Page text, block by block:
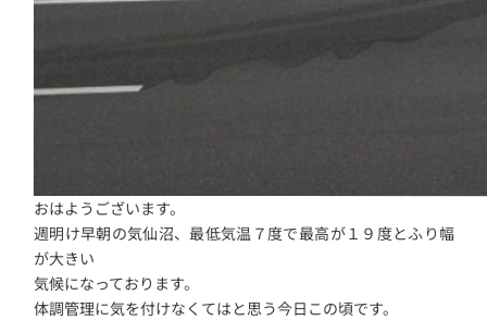
おはようございます。
週明け早朝の気仙沼、最低気温７度で最高が１９度とふり幅
が大きい
気候になっております。
体調管理に気を付けなくてはと思う今日この頃です。